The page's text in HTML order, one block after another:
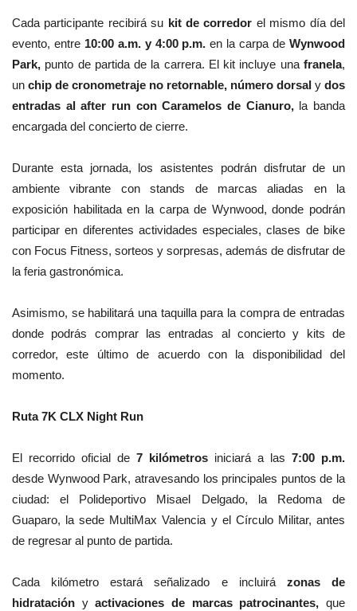
Cada participante recibirá su kit de corredor el mismo día del
evento, entre 10:00 a.m. y 4:00 p.m. en la carpa deWynwood
Park, punto de partida de la carrera. El kit incluye una franela,
un chip de cronometraje no retornable, número dorsal y dos
entradas al after run con Caramelos de Cianuro,la banda
encargada del concierto de cierre.
Durante esta jornada, los asistentes podrán disfrutar de un
ambiente vibrante con stands de marcas aliadas en la
exposición habilitada en la carpa de Wynwood, donde podrán
participar en diferentes actividades especiales, clases de bike
con Focus Fitness, sorteos y sorpresas, además de disfrutar de
la feria gastronómica.
Asimismo, se habilitará una taquilla para la compra de entradas
donde podrás comprar las entradas al concierto y kits de
corredor, este último de acuerdo con la disponibilidad del
momento.
Ruta 7K CLX Night Run
El recorrido oficial de 7 kilómetros iniciará a las 7:00 p.m.
desde Wynwood Park, atravesando los principales puntos de la
ciudad: el Polideportivo Misael Delgado, la Redoma de
Guaparo, la sede MultiMax Valencia y el Círculo Militar, antes
de regresar al punto de partida.
Cada kilómetro estará señalizado e incluirá zonas de
hidratación yactivaciones de marcas patrocinantes, que